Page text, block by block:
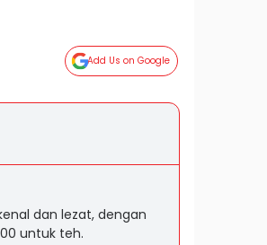
Add Us on Google
dan lezat, dengan
untuk teh.